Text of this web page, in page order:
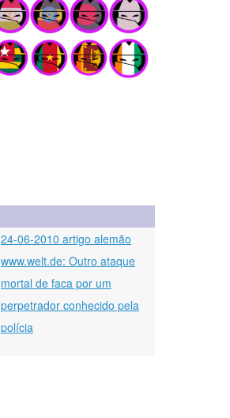
24-06-2010 artigo alemão
www.welt.de: Outro ataque
mortal de faca por um
perpetrador conhecido pela
polícia